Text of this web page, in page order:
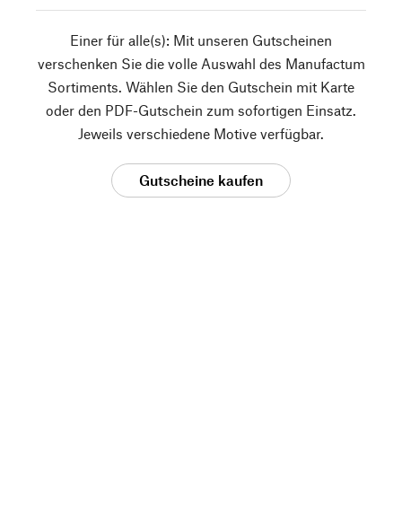
Einer für alle(s): Mit unseren Gutscheinen
verschenken Sie die volle Auswahl des Manufactum
Sortiments. Wählen Sie den Gutschein mit Karte
oder den PDF-Gutschein zum sofortigen Einsatz.
Jeweils verschiedene Motive verfügbar.
Gutscheine kaufen